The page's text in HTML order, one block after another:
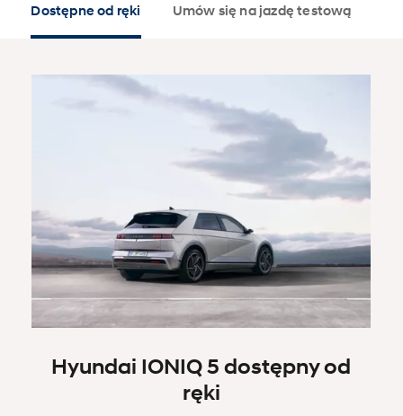
Dostępne od ręki Umów się na jazdę testową
Hyundai IONIQ 5 dostępny od
ręki